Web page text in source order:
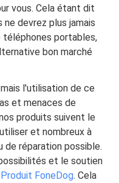
vous. Cela étant dit
ne devrez plus jamais
téléphones portables,
bon marché
l'utilisation de ce
et menaces de
produits suivent le
et nombreux à
réparation possible.
et le soutien
Produit FoneDog. Cela